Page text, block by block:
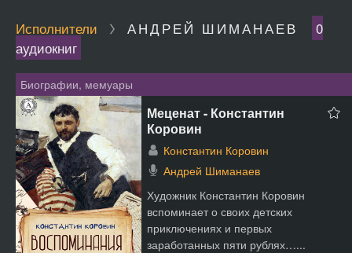
Исполнители АНДРЕЙ ШИМАНАЕВ
0
аудиокниг
Биографии, мемуары
Меценат - Константин
Коровин
Константин Коровин
Андрей Шиманаев
Художник Константин Коровин
вспоминает о своих детских
приключениях и первых
заработанных пяти рублях…...